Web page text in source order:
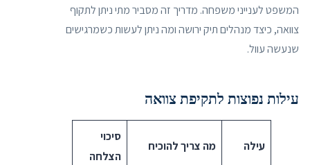
המשפט לענייני משפחה. מדריך זה מסביר מתי ניתן לתקוף
צוואה, כיצד מנהלים תיק ירושה ומה ניתן לעשות כשמרגישים
שנעשה עוול.
עילות נפוצות לתקיפת צוואה
עילה מה צריך להוכיח
סיכוי
הצלחה